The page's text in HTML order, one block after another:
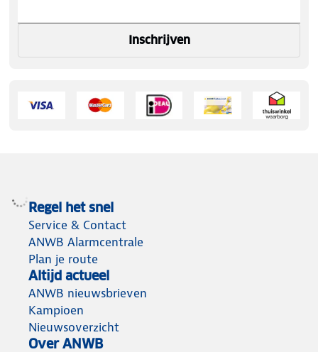
Inschrijven
Regel het snel
Service & Contact
ANWB Alarmcentrale
Plan je route
Altijd actueel
ANWB nieuwsbrieven
Kampioen
Nieuwsoverzicht
Over ANWB